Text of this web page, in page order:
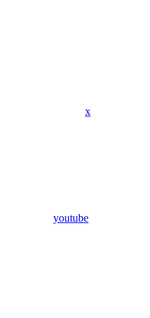
x
youtube